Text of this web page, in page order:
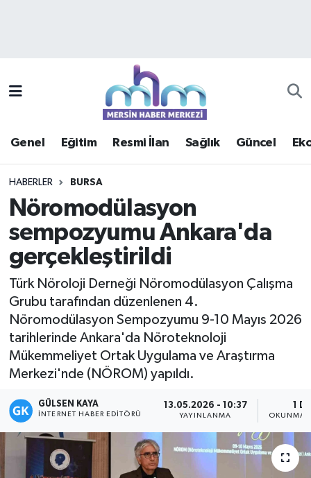
Genel Eğitim Resmi İlan Sağlık Güncel
HABERLER BURSA
Nöromodülasyon
sempozyumu Ankara'da
gerçekleştirildi
Türk Nöroloji Derneği Nöromodülasyon Çalışma
Grubu tarafından düzenlenen 4.
Nöromodülasyon Sempozyumu 9-10 Mayıs 2026
tarihlerinde Ankara'da Nöroteknoloji
Mükemmeliyet Ortak Uygulama ve Araştırma
Merkezi'nde (NÖROM) yapıldı.
GÜLSEN KAYA
İNTERNET HABER EDITÖRÜ
13.05.2026 - 10:37
YAYINLANMA
1 DK
OKUNMA
Güncel
Haberde insan
Kültür - Sanat
Magazin
Mersin
Mersin Tarihi
Özel Haber
Mersin Trafik Yoğunluk Haritası
Süper Lig Puan Durumu ve Fikstür
Haber Arşivi